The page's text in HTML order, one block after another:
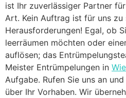
ist Ihr zuverlässiger Partner
Art. Kein Auftrag ist für uns zu
Herausforderungen! Egal, ob
leerräumen möchten oder
auflösen; das
Meister Entrümpelungen in
Aufgabe. Rufen Sie uns an
über Ihr Vorhaben. Wir